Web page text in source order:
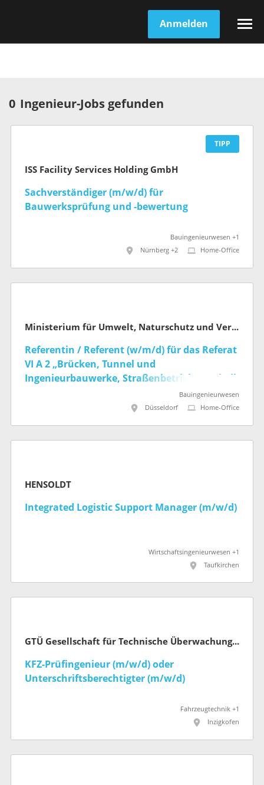
Anmelden
0 Ingenieur-Jobs gefunden
TIPP
ISS Facility Services Holding GmbH
Sachverständiger (m/w/d) für
Bauwerksprüfung und -bewertung
Bauingenieurwesen +1
Nürnberg +2
Home-Office
Ministerium für Umwelt, Naturschutz und Verkehr des Landes Nordrhein-Westfalen
Referentin / Referent (w/m/d) für das Referat
VI A 2 „Brücken, Tunnel und
Ingenieurbauwerke, Straßenbetrieb, Statistik
und IT im Fachbereich“ (befristet)Bauingenieurwesen
Düsseldorf
Home-Office
HENSOLDT
Integrated Logistic Support Manager (m/w/d)
Wirtschaftsingenieurwesen +1
Taufkirchen
GTÜ Gesellschaft für Technische Überwachung mbH
KFZ-Prüfingenieur (m/w/d) oder
Unterschriftsberechtigter (m/w/d)
Fahrzeugtechnik +1
Inzigkofen